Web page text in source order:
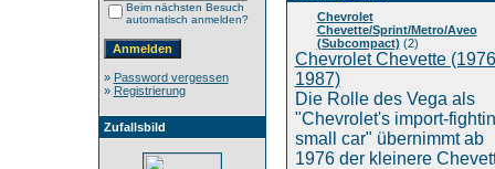
Beim nächsten Besuch
automatisch anmelden?
» Password vergessen
» Registrierung
Zufallsbild
Chevrolet
Chevette/Sprint/Metro/Aveo
(Subcompact) (2)
Chevrolet Chevette
1987)
Die Rolle des Vega als
"Chevrolet's import-
small car" übernimmt ab
1976 der kleinere